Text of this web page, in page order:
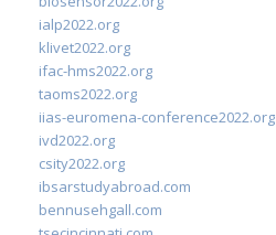
ialp2022.org
klivet2022.org
ifac-hms2022.org
taoms2022.org
iias-euromena-conference2022.org
ivd2022.org
csity2022.org
ibsarstudyabroad.com
bennusehgall.com